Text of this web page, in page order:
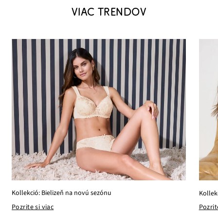
VIAC TRENDOV
Kollekció: Bielizeň na novú sezónu
Pozrite si viac